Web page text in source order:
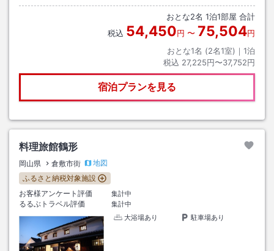
おとな2名 1泊1部屋 合計
税込 54,450円 〜 75,504円
おとな1名 (2名1室)｜ 1泊
税込 27,225円〜37,752円
宿泊プランを見る
料理旅館鶴形
岡山県 倉敷市街
地図
ふるさと納税対象施設
お客様アンケート評価
集計中
るるぶトラベル評価
集計中
大浴場あり
駐車場あり